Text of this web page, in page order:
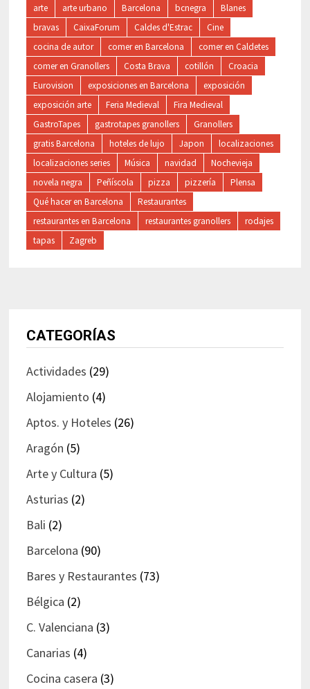
arte arte urbano Barcelona bcnegra
Blanes
bravas
CaixaForum Caldes d'Estrac
Cine
cocina de autor
comer en Barcelona
comer en Caldetes
comer en Granollers
Costa Brava cotillón
Croacia
Eurovision
exposiciones en Barcelona
exposición
exposición arte
Feria Medieval
Fira Medieval
GastroTapes
gastrotapes granollers
Granollers
gratis Barcelona
hoteles de lujo Japon
localizaciones
localizaciones series
Música navidad
Nochevieja
novela negra
Peñíscola pizza pizzería
Plensa
Qué hacer en Barcelona
Restaurantes
restaurantes en Barcelona
restaurantes granollers
rodajes
tapas
Zagreb
CATEGORÍAS
Actividades (29)
Alojamiento (4)
Aptos. y Hoteles (26)
Aragón (5)
Arte y Cultura (5)
Asturias (2)
Bali (2)
Barcelona (90)
Bares y Restaurantes (73)
Bélgica (2)
C. Valenciana (3)
Canarias (4)
Cocina casera (3)